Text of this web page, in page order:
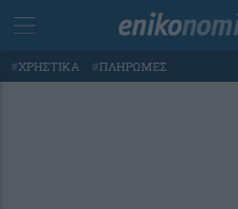
#ΧΡΗΣΤΙΚΑ #ΠΛΗΡΩΜΕΣ